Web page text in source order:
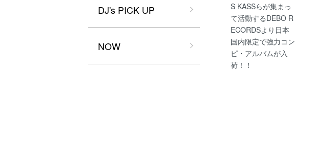
S KASSらが集まっ
て活動するDEBO R
ECORDSより日本
国内限定で強力コン
ピ・アルバムが入
荷！！
DJ's PICK UP
NOW